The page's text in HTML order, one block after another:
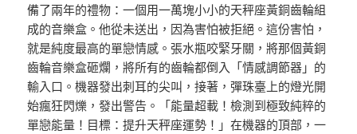
備了兩年的禮物：一個用一萬塊小小的天秤座黃銅齒輪組
成的音樂盒。他從未送出，因為害怕被拒絕。這份害怕，
就是純度最高的單戀情感。張水瓶咬緊牙關，將那個黃銅
齒輪音樂盒砸爛，將所有的齒輪都倒入「情感調節器」的
輸入口。機器發出刺耳的尖叫，接著，彈珠臺上的燈光開
始瘋狂閃爍，發出警告。「能量超載！檢測到極致純粹的
單戀能量！目標：提升天秤座運勢！」在機器的頂部，一